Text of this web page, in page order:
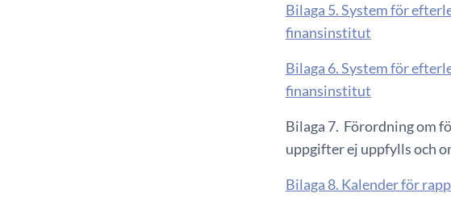
Bilaga 5. System för
finansinstitut
Bilaga 6. System för
finansinstitut
Bilaga 7. Förordning om
uppgifter ej uppfylls och
Bilaga 8. Kalender för